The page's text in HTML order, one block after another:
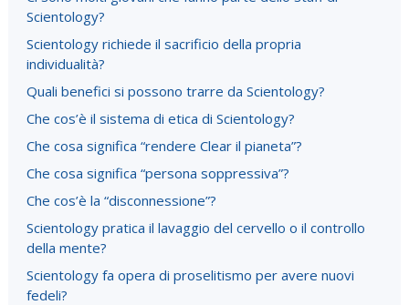
Scientology?
Scientology richiede il sacrificio della propria
individualità?
Quali benefici si possono trarre da Scientology?
Che cos’è il sistema di etica di Scientology?
Che cosa significa “rendere Clear il pianeta”?
Che cosa significa “persona soppressiva”?
Che cos’è la “disconnessione”?
Scientology pratica il lavaggio del cervello o il controllo
della mente?
Scientology fa opera di proselitismo per avere nuovi
fedeli?